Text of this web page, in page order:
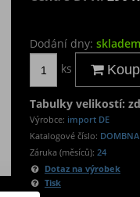
Dodání dny: skladem
ks
Tabulky velikostí:
Výrobce: import DE
Katalogové číslo:
Záruka (měsíců): 24
Dotaz na výrobek
Tisk